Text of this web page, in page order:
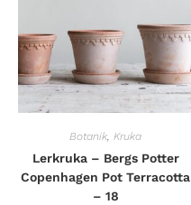
Botanik, Kruka
Lerkruka – Bergs Potter
Copenhagen Pot Terracotta
– 18